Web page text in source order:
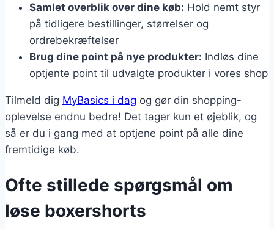
Samlet overblik over dine køb: Hold nemt styr
på tidligere bestillinger, størrelser og
ordrebekræftelser
Brug dine point på nye produkter: Indløs dine
optjente point til udvalgte produkter i vores shop
Tilmeld dig MyBasics i dag og gør din shopping-
oplevelse endnu bedre! Det tager kun et øjeblik, og
så er du i gang med at optjene point på alle dine
fremtidige køb.
Ofte stillede spørgsmål om
løse boxershorts